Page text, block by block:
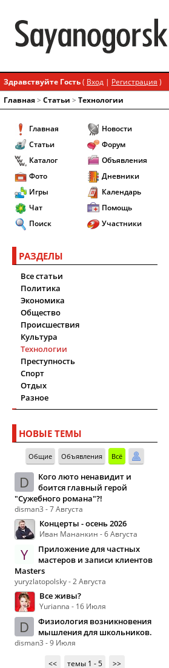
Здравствуйте Гость( Вход | Регистрация )
Главная> Статьи > Технологии
Главная
Статьи
Каталог
Фото
Игры
Чат
Поиск
Новости
Форум
Объявления
Дневники
Календарь
Помощь
Участники
РАЗДЕЛЫ
Все статьи
Политика
Экономика
Общество
Происшествия
Культура
Технологии
Преступность
Спорт
Отдых
Разное
НОВЫЕ ТЕМЫ
Общие Объявления Всё
D
Кого люто ненавидит и
боится главный герой
"Сужебного романа"?!
disman3 - 7 Августа
Концерты - осень 2026
Иван Мананкин - 6 Августа
Y
Приложение для частных
мастеров и записи клиентов
Masters
yuryzlatopolsky - 2 Августа
Все живы?
Yurianna - 16 Июля
D
Физиология возникновения
мышления для школьников.
disman3 - 9 Июля
<<
темы 1 - 5 >>